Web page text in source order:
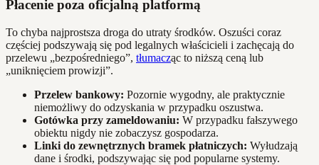
Płacenie poza oficjalną platformą
To chyba najprostsza droga do utraty środków. Oszuści coraz
częściej podszywają się pod legalnych właścicieli i zachęcają do
przelewu „bezpośredniego”, tłumacząc to niższą ceną lub
„uniknięciem prowizji”.
Przelew bankowy: Pozornie wygodny, ale praktycznie
niemożliwy do odzyskania w przypadku oszustwa.
Gotówka przy zameldowaniu: W przypadku fałszywego
obiektu nigdy nie zobaczysz gospodarza.
Linki do zewnętrznych bramek płatniczych: Wyłudzają
dane i środki, podszywając się pod popularne systemy.